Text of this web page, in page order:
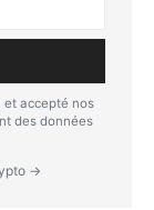
et accepté nos
des données
→